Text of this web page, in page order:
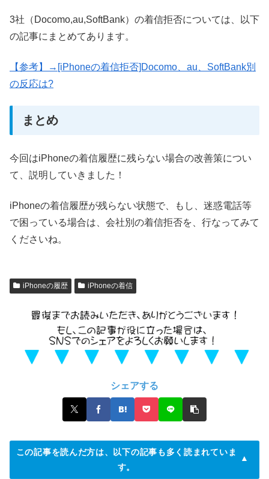
3社（Docomo,au,SoftBank）の着信拒否については、以下
の記事にまとめてあります。
【参考】→[iPhoneの着信拒否]Docomo、au、SoftBank別
の反応は?
まとめ
今回はiPhoneの着信履歴に残らない場合の改善策につい
て、説明していきました！
iPhoneの着信履歴が残らない状態で、もし、迷惑電話等
で困っている場合は、会社別の着信拒否を、行なってみて
くださいね。
iPhoneの履歴 iPhoneの着信
シェアする
この記事を読んだ方は、以下の記事も多く読まれていま
す。